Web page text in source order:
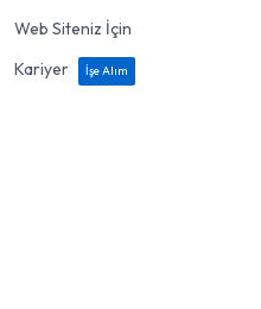
Web Siteniz İçin
Kariyer
İşe Alım